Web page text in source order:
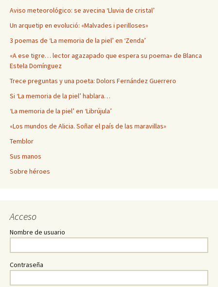
Aviso meteorológico: se avecina ‘Lluvia de cristal’
Un arquetip en evolució: «Malvades i perilloses»
3 poemas de ‘La memoria de la piel’ en ‘Zenda’
«A ese tigre… lector agazapado que espera su poema» de Blanca
Estela Domínguez
Trece preguntas y una poeta: Dolors Fernández Guerrero
Si ‘La memoria de la piel’ hablara…
‘La memoria de la piel’ en ‘Librújula’
«Los mundos de Alicia. Soñar el país de las maravillas»
Temblor
Sus manos
Sobre héroes
Acceso
Nombre de usuario
Contraseña